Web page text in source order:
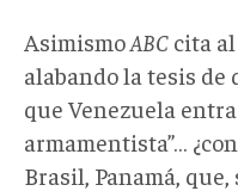
Asimismo ABC cita
alabando la tesis de
que Venezuela
armamentista”…
Brasil, Panamá,